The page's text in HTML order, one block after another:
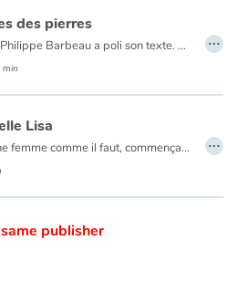
des pierres
Longuement, Philippe Barbeau a poli son texte. Puis, patiemment, Marion Janin se l’est approprié, lui imposant son souffle, sa respiration.
parfois des silences qui séparent.
…
Lisa
Mlle Lisa, jeune femme comme il faut, commençait à s’encroûter.
elle partit pour Las Vegas.
…
publisher